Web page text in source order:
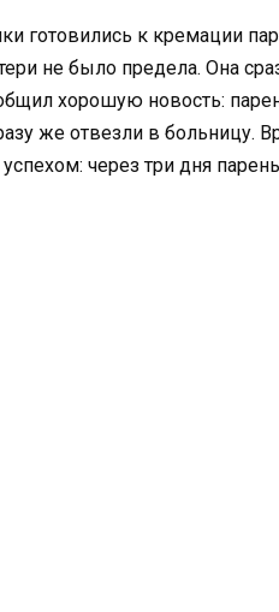
готовились к кремации
не было предела. Она
хорошую новость:
же отвезли в больницу.
через три дня